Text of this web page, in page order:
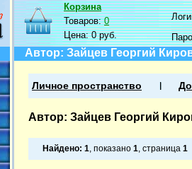
Корзина
Товаров:0
Цена:0 руб.
Автор: Зайцев Георгий
Личное пространство
Автор: Зайцев Георгий
Найдено: 1, показано 1, страница 1